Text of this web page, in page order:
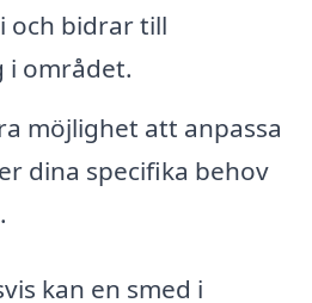
och bidrar till
i området.
möjlighet att anpassa
dina specifika behov
kan en smed i